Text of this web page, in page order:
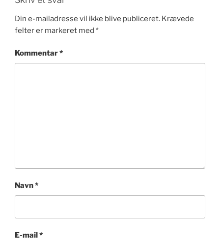
Din e-mailadresse vil ikke blive publiceret. Krævede
felter er markeret med *
Kommentar*
Navn*
E-mail*